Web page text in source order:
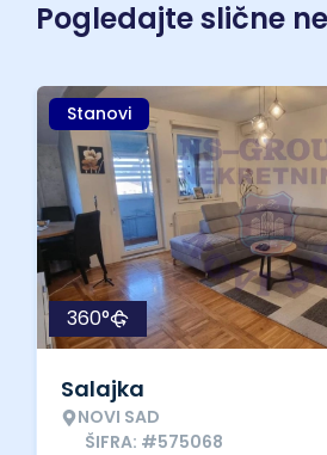
Pogledajte slične
Stanovi
360°
Salajka
NOVI SAD
ŠIFRA: #575068